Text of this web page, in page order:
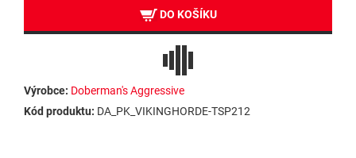
DO KOŠÍKU
Výrobce: Doberman's Aggressive
Kód produktu: DA_PK_VIKINGHORDE-TSP212